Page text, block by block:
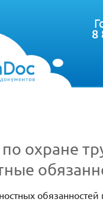
8
охране
обязанностей